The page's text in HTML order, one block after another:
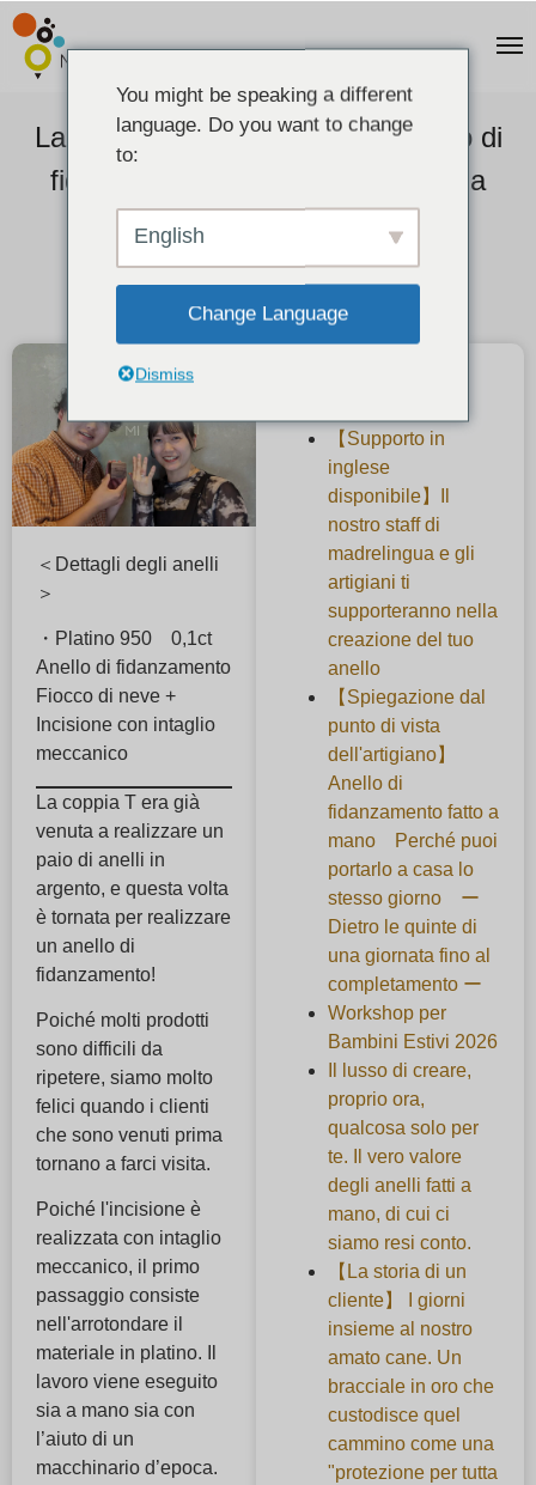
La voce dei nostri clienti: Un anello di
fidanzamento in platino perfetto da
indossare ogni giorno
2023-06-18
＜Dettagli degli anelli
＞
・Platino 950 0,1ct
Anello di fidanzamento
Fiocco di neve +
Incisione con intaglio
meccanico
La coppia T era già
venuta a realizzare un
paio di anelli in
argento, e questa volta
è tornata per realizzare
un anello di
fidanzamento!
Poiché molti prodotti
sono difficili da
ripetere, siamo molto
felici quando i clienti
che sono venuti prima
tornano a farci visita.
Poiché l'incisione è
realizzata con intaglio
meccanico, il primo
passaggio consiste
nell'arrotondare il
materiale in platino. Il
lavoro viene eseguito
sia a mano sia con
l’aiuto di un
macchinario d’epoca.
【Supporto in
inglese
disponibile】Il
nostro staff di
madrelingua e gli
artigiani ti
supporteranno nella
creazione del tuo
anello
【Spiegazione dal
punto di vista
dell'artigiano】
Anello di
fidanzamento fatto a
mano Perché puoi
portarlo a casa lo
stesso giorno ー
Dietro le quinte di
una giornata fino al
completamento ー
Workshop per
Bambini Estivi 2026
Il lusso di creare,
proprio ora,
qualcosa solo per
te. Il vero valore
degli anelli fatti a
mano, di cui ci
siamo resi conto.
【La storia di un
cliente】 I giorni
insieme al nostro
amato cane. Un
bracciale in oro che
custodisce quel
cammino come una
"protezione per tutta
You might be speaking a different
language. Do you want to change
to:
English
Change Language
Dismiss